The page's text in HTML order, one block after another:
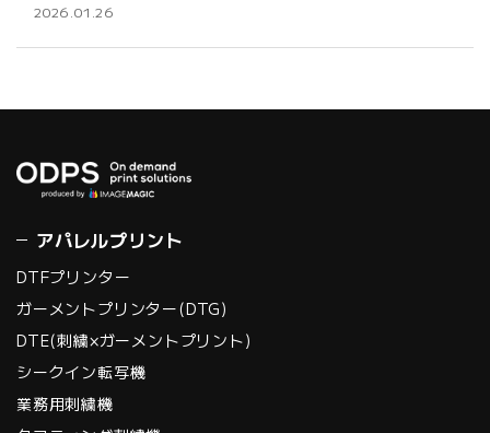
2026.01.26
アパレルプリント
DTFプリンター
ガーメントプリンター(DTG)
DTE(刺繍×ガーメントプリント)
シークイン転写機
業務用刺繍機